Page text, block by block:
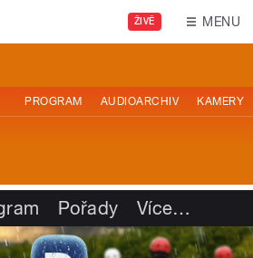
ŽIVĚ MENU
PROGRAM AUDIOARCHIV KAMERY
Pořady Více…